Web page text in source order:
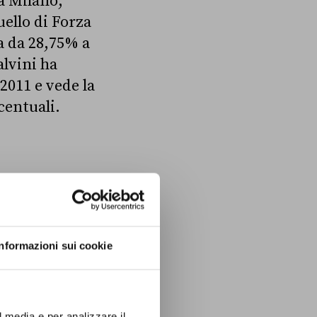
sui cookie
di Forza
28,75% a
ha
e vede la
che abbia